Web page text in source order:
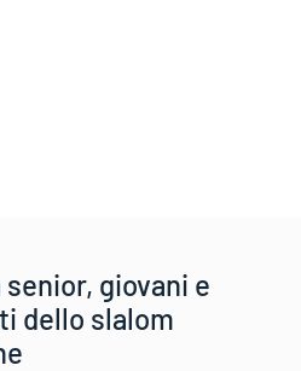
giovani e
dello slalom